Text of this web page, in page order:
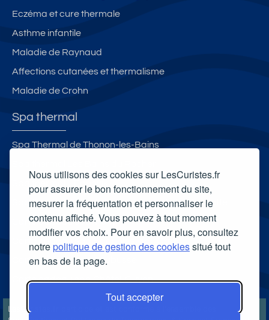
Nous utilisons des cookies sur LesCuristes.fr
pour assurer le bon fonctionnement du site,
mesurer la fréquentation et personnaliser le
contenu affiché. Vous pouvez à tout moment
modifier vos choix. Pour en savoir plus, consultez
notrepolitique de gestion des cookiessitué tout
en bas de la page.
Tout accepter
Eczéma et cure thermale
Asthme infantile
Maladie de Raynaud
Affections cutanées et thermalisme
Maladie de Crohn
Spa thermal
Spa Thermal de Thonon-les-Bains
Spa thermal de la station thermale de la Chaldette
Carte cadeau spa Vichy
Carte cadeau spa Bagnoles-de-l'Orne
Carte cadeau spa Saubusse
Carte cadeau spa Châtel-Guyon
LesCuristes.fr participe et est conforme à l'ensemble des